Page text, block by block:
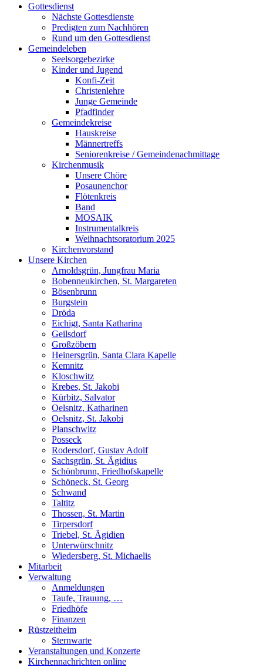
Gottesdienst
Nächste Gottesdienste
Predigten zum Nachhören
Rund um den Gottesdienst
Gemeindeleben
Seelsorgebezirke
Kinder und Jugend
Konfi-Zeit
Christenlehre
Junge Gemeinde
Pfadfinder
Gemeindekreise
Hauskreise
Männertreffs
Seniorenkreise / Gemeindenachmittage
Kirchenmusik
Unsere Chöre
Posaunenchor
Flötenkreis
Band
MOSAIK
Instrumentalkreis
Weihnachtsoratorium 2025
Kirchenvorstand
Unsere Kirchen
Arnoldsgrün, Jungfrau Maria
Bobenneukirchen, St. Margareten
Bösenbrunn
Burgstein
Dröda
Eichigt, Santa Katharina
Geilsdorf
Großzöbern
Heinersgrün, Santa Clara Kapelle
Kemnitz
Kloschwitz
Krebes, St. Jakobi
Kürbitz, Salvator
Oelsnitz, Katharinen
Oelsnitz, St. Jakobi
Planschwitz
Posseck
Rodersdorf, Gustav Adolf
Sachsgrün, St. Ägidius
Schönbrunn, Friedhofskapelle
Schöneck, St. Georg
Schwand
Taltitz
Thossen, St. Martin
Tirpersdorf
Triebel, St. Ägidien
Unterwürschnitz
Wiedersberg, St. Michaelis
Mitarbeit
Verwaltung
Anmeldungen
Taufe, Trauung, …
Friedhöfe
Finanzen
Rüstzeitheim
Sternwarte
Veranstaltungen und Konzerte
Kirchennachrichten online